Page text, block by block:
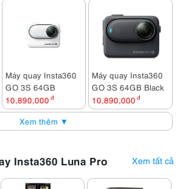
Máy quay Insta360
GO 3S 64GB
10,890,000 đ
Máy quay Insta360
GO 3S 64GB Black
10,890,000 đ
Xem thêm ▼
Insta360 Luna Pro Xem tất cả